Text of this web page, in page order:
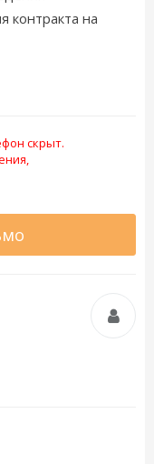
контракта на
скрыт.